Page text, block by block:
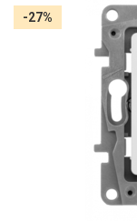
-27%